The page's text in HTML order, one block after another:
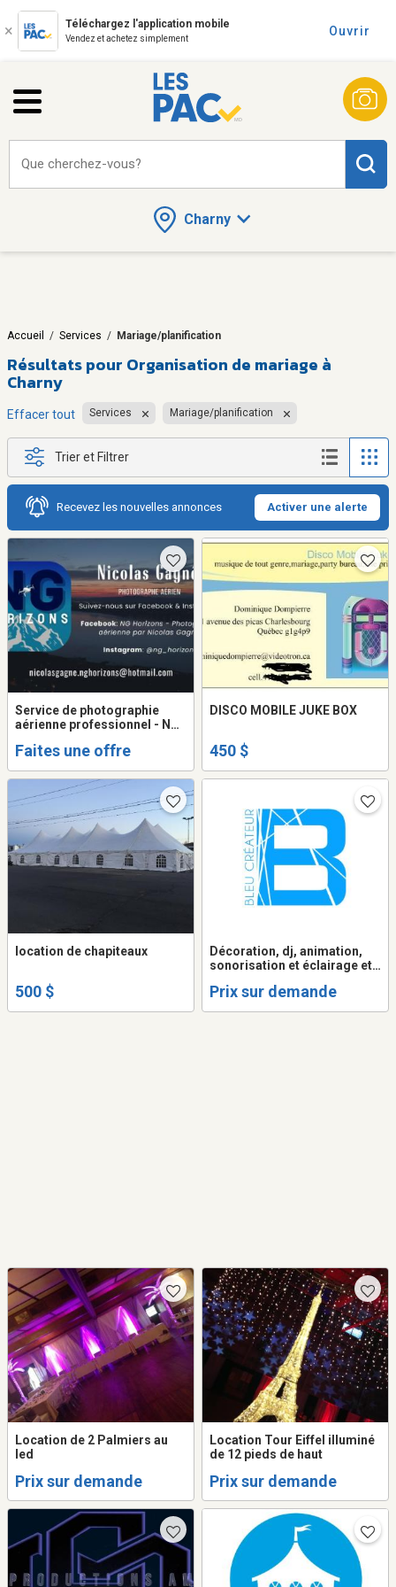
Téléchargez l'application mobile
Vendez et achetez simplement
Ouvrir
Charny
Que cherchez-vous?
Accueil / Services / Mariage/planification
Résultats pour Organisation de mariage à
Charny
Effacer tout Services Mariage/planification
Trier et Filtrer
Recevez les nouvelles annonces Activer une alerte
Service de photographie
aérienne professionnel - NG
Faites une offre
DISCO MOBILE JUKE BOX
450 $
location de chapiteaux
500 $
Décoration, dj, animation,
sonorisation et éclairage et
corporatifs, bals, etc
Prix sur demande
Location de 2 Palmiers au
led
Prix sur demande
Location Tour Eiffel illuminé
de 12 pieds de haut
Prix sur demande